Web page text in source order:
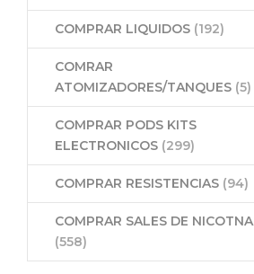
COMPRAR LIQUIDOS (192)
COMRAR
ATOMIZADORES/TANQUES (5)
COMPRAR PODS KITS
ELECTRONICOS (299)
COMPRAR RESISTENCIAS (94)
COMPRAR SALES DE NICOTNA
(558)